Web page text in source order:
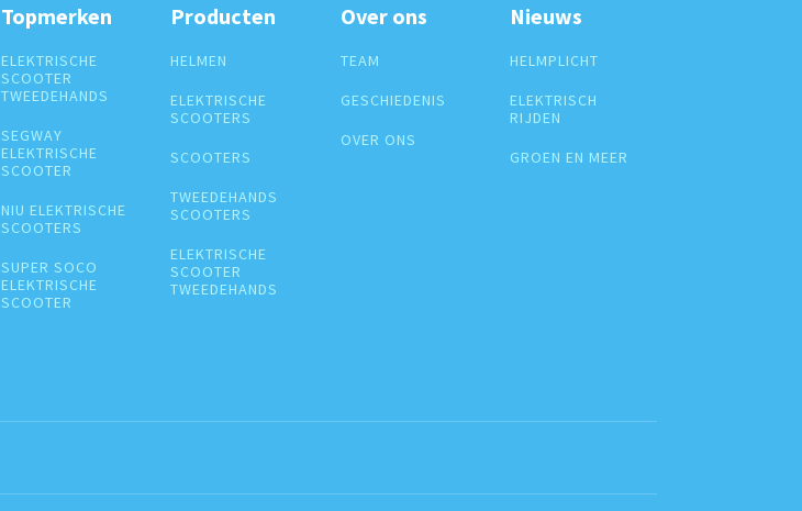
Topmerken
ELEKTRISCHE
SCOOTER
TWEEDEHANDS
SEGWAY
ELEKTRISCHE
SCOOTER
NIU ELEKTRISCHE
SCOOTERS
SUPER SOCO
ELEKTRISCHE
SCOOTER
Producten
HELMEN
ELEKTRISCHE
SCOOTERS
SCOOTERS
TWEEDEHANDS
SCOOTERS
ELEKTRISCHE
SCOOTER
TWEEDEHANDS
Over ons
TEAM
GESCHIEDENIS
OVER ONS
Nieuws
HELMPLICHT
ELEKTRISCH
RIJDEN
GROEN EN MEER